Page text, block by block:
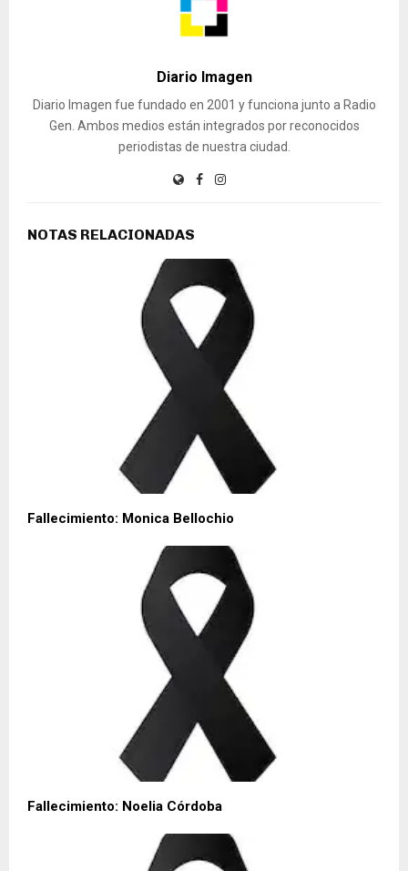
Diario Imagen
Diario Imagen fue fundado en 2001 y funciona junto a Radio
Gen. Ambos medios están integrados por reconocidos
periodistas de nuestra ciudad.
NOTAS RELACIONADAS
Fallecimiento: Monica Bellochio
Fallecimiento: Noelia Córdoba